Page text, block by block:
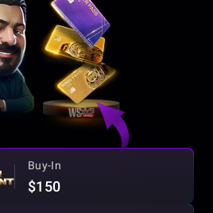
Buy-In
$150